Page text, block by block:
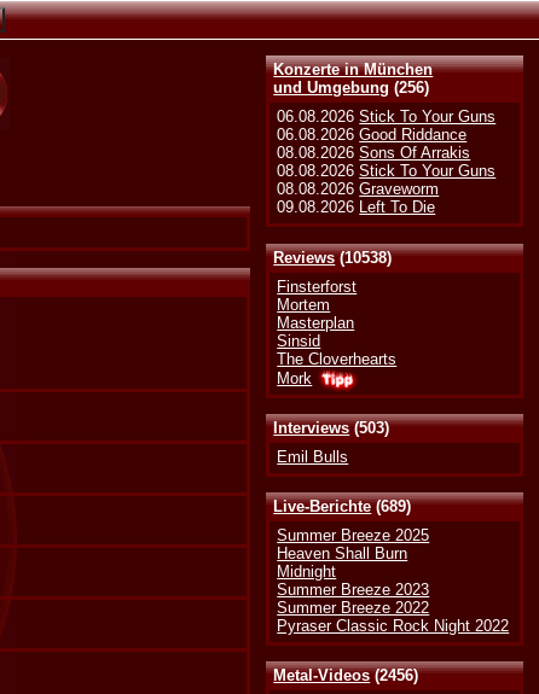
Konzerte in München
und Umgebung (256)
06.08.2026Stick To Your Guns
06.08.2026Good Riddance
08.08.2026Sons Of Arrakis
08.08.2026Stick To Your Guns
08.08.2026Graveworm
09.08.2026 Left To Die
Reviews(10538)
Finsterforst
Mortem
Masterplan
Sinsid
The Cloverhearts
Mork
Interviews(503)
Emil Bulls
Live-Berichte(689)
Summer Breeze 2025
Heaven Shall Burn
Midnight
Summer Breeze 2023
Summer Breeze 2022
Pyraser Classic Rock Night 2022
Metal-Videos(2456)